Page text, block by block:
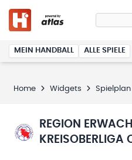
MEIN HANDBALL ALLE SPIELE
Home Widgets Spielplan
REGION
KREISOBERLIGA